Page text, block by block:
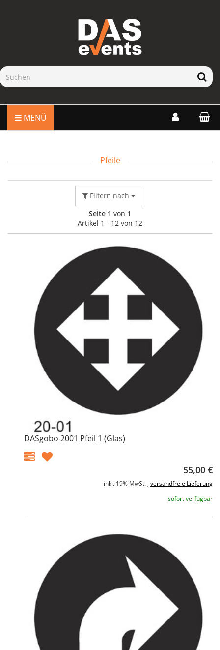
MENÜ
Pfeile
Filtern nach
Seite 1 von 1
Artikel 1 - 12 von 12
DASgobo 2001 Pfeil 1 (Glas)
55,00 €
inkl. 19% MwSt. , versandfreie Lieferung
sofort verfügbar